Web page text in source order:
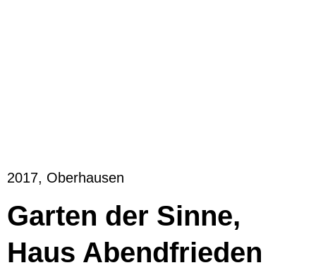
2017, Oberhausen
Garten der Sinne,
Haus Abendfrieden